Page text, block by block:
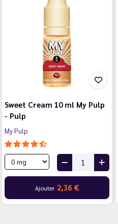
Sweet Cream 10 ml My Pulp
- Pulp
My Pulp
Ajouter 2,36 €